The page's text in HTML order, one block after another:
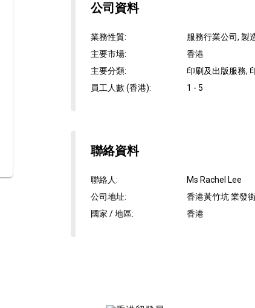
公司資料
業務性質:
服務行業公司, 製
主要市場:
香港
主要分類:
印刷及出版服務,
員工人數 (香港): 1 - 5
聯絡資料
聯絡人:
Ms Rachel Lee
公司地址:
香港黃竹坑 業發
國家 / 地區: 香港